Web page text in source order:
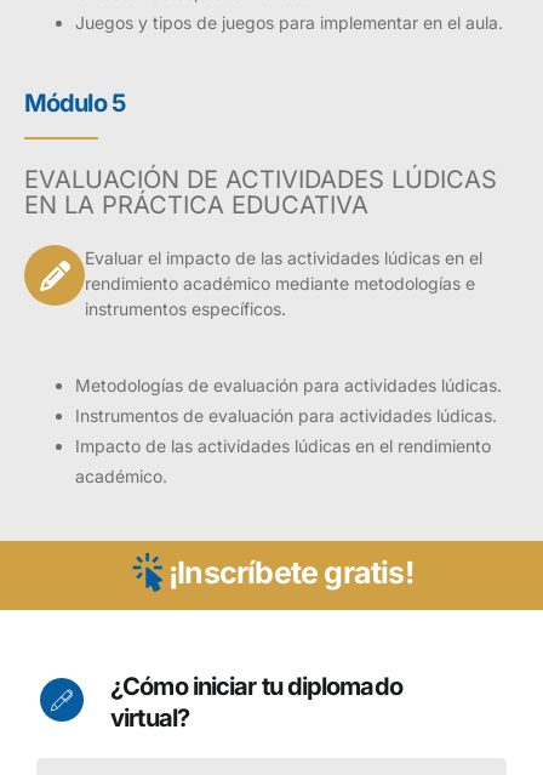
Presentación
La lúdica, como herramienta educativa, juega un
Juegos y tipos de juegos para implementar en el aula.
Módulo 5
EVALUACIÓN DE ACTIVIDADES LÚDICAS
EN LA PRÁCTICA EDUCATIVA
Evaluar el impacto de las actividades lúdicas en el
rendimiento académico mediante metodologías e
instrumentos específicos.
Metodologías de evaluación para actividades lúdicas.
Instrumentos de evaluación para actividades lúdicas.
Impacto de las actividades lúdicas en el rendimiento
académico.
¡Inscríbete gratis!
¿Cómo iniciar tu diplomado
virtual?